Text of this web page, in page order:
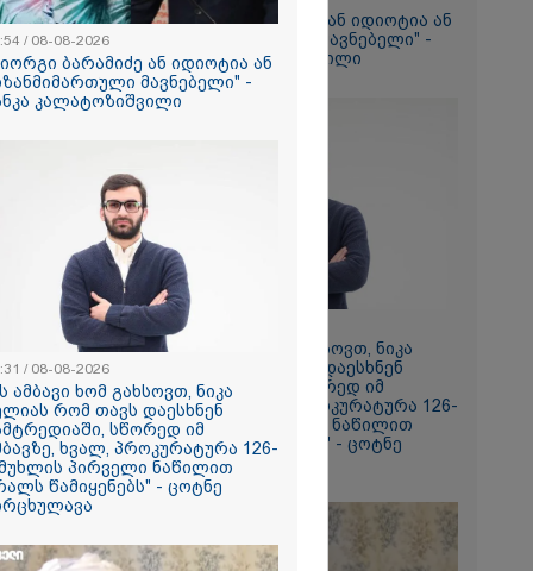
მაგრამ
ვერ
თუ ვარ" -
და
და როგორ
უჩვეულო
ვარ..
- გაიცანით
ქართულ
ბიჭი
"გიორგი ბარამიძე ან იდიოტია ან
მიზანმიმართული მავნებელი" -
ნანკა კალატოზიშვილი
20:31 / 08-08-2026
"ის ამბავი ხომ გახსოვთ, ნიკა
მელიას რომ თავს დაესხნენ
სამტრედიაში, სწორედ იმ
ამბავზე, ხვალ, პროკურატურა 126-
ე მუხლის პირველი ნაწილით
ბრალს წამიყენებს" - ცოტნე
მირცხულავა
/ 08-08-2026
ბარამიძე ან იდიოტია ან
მავნებელი" -
კალატოზიშვილი
/ 08-08-2026
ამბავი ხომ გახსოვთ, ნიკა
რომ თავს დაესხნენ
სწორედ იმ
ხვალ, პროკურატურა 126-
პირველი ნაწილით
წამიყენებს" - ცოტნე